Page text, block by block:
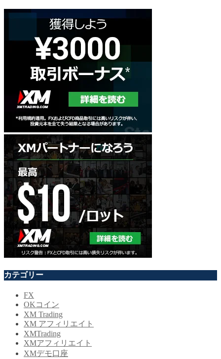
カテゴリー
FX
OKコイン
XM Trading
XM アフィリエイト
XMTrading
XMアフィリエイト
XMデモ口座